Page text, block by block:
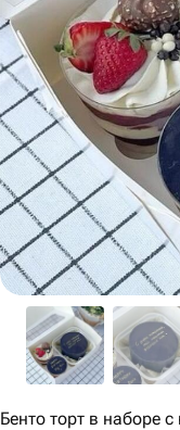
Бенто торт в наборе